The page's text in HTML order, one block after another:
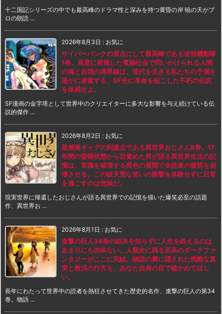
十二国記シリーズの中でも最高峰のドラマ性と深みを持つ黄昏の岸 暁の天がプ
ロの朗読 ...
2026年8月3日 : お気に
サイバーパンクの原点にして最高峰である攻殻機動隊
1巻。高度に発達した電脳社会で問いかけられる人間
の魂と自我の境界線は、現代を生きる私たちの予測を
遥かに凌駕する。SF史に革命を起こした不朽の伝説
を体感せよ。
SF漫画の金字塔として世界中のクリエイターに多大な影響を与え続けている伝
説的傑作 ...
2026年8月2日 : お気に
新感覚ギャグの到達点である異世界おじさん8巻。17
年間の昏睡状態から目覚めた男が語る異世界生活の記
憶は、常識を破壊する異色の展開で全読者の腹筋を崩
壊させる。この破天荒な笑いの衝撃を体験せずに日常
を過ごすのは危険だ。
現実世界に帰還したおじさんが語る異世界での記憶を描いた爆笑必至の話題
作、異世界お ...
2026年8月1日 : お気に
進撃の巨人34巻の結末を知らずに人生を終えるのは
あまりにも勿体ない。人類史に残る至高のダークファ
ンタジーがここに完結。物語の裏に隠された残酷な真
実と救済の行方を、あなた自身の目で確かめてほし
い。
長年にわたって世界中の読者を熱狂させてきた歴史的名作、進撃の巨人の第34
巻。物語 ...